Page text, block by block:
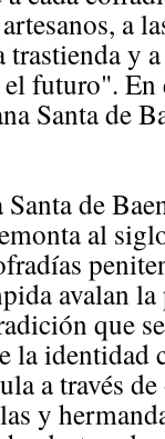
a
y
futuro".
Santa de
de
al
avalan
que
la identidad
a través
y